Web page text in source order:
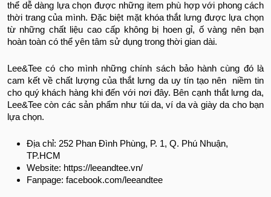
thể dễ dàng lựa chọn được những item phù hợp với phong cách
thời trang của mình. Đặc biệt mặt khóa thắt lưng được lựa chọn
từ những chất liệu cao cấp không bị hoen gỉ, ố vàng nên bạn
hoàn toàn có thể yên tâm sử dụng trong thời gian dài.
Lee&Tee có cho mình những chính sách bảo hành cùng đó là
cam kết về chất lượng của thắt lưng da uy tín tạo nên niềm tin
cho quý khách hàng khi đến với nơi đây. Bên cạnh thắt lưng da,
Lee&Tee còn các sản phẩm như túi da, ví da và giày da cho bạn
lựa chọn.
Địa chỉ: 252 Phan Đình Phùng, P. 1, Q. Phú Nhuận,
TP.HCM
Website: https://leeandtee.vn/
Fanpage: facebook.com/leeandtee